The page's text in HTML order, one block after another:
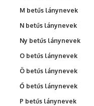
M betűs lánynevek
N betűs lánynevek
Ny betűs lánynevek
O betűs lánynevek
Ö betűs lánynevek
Ő betűs lánynevek
P betűs lánynevek